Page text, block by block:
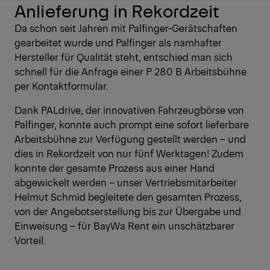
Anlieferung in Rekordzeit
Da schon seit Jahren mit Palfinger-Gerätschaften
gearbeitet wurde und Palfinger als namhafter
Hersteller für Qualität steht, entschied man sich
schnell für die Anfrage einer P 280 B Arbeitsbühne
per Kontaktformular.
Dank PALdrive, der innovativen Fahrzeugbörse von
Palfinger, konnte auch prompt eine sofort lieferbare
Arbeitsbühne zur Verfügung gestellt werden – und
dies in Rekordzeit von nur fünf Werktagen! Zudem
konnte der gesamte Prozess aus einer Hand
abgewickelt werden – unser Vertriebsmitarbeiter
Helmut Schmid begleitete den gesamten Prozess,
von der Angebotserstellung bis zur Übergabe und
Einweisung – für BayWa Rent ein unschätzbarer
Vorteil.